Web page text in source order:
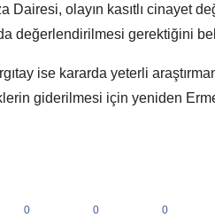
Dairesi, olayın kasıtlı cinayet
değerlendirilmesi gerektiğini
ise kararda yeterli
giderilmesi için yeniden